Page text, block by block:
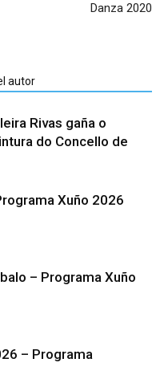
Danza 2020
autor
Rivas gaña o
do Concello de
Xuño 2026
– Programa Xuño
– Programa